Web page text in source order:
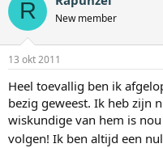
R New member
13 okt 2011
Heel toevallig ben ik
bezig geweest. Ik heb zijn
wiskundige van hem is
volgen! Ik ben altijd een